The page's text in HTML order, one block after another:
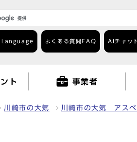
Language よくある質問 FAQ AIチャッ
ト 事業者
川崎市の大気 川崎市の大気 アス